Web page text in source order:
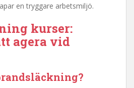
en tryggare arbetsmiljö.
kurser:
agera vid